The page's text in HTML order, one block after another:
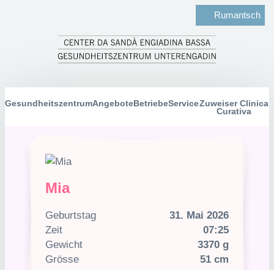
Rumantsch
GesundheitszentrumAngebote BetriebeServiceZuweiser Clinica
Curativa
Mia
Geburtstag
31. Mai 2026
Zeit
07:25
Gewicht
3370 g
Grösse
51 cm